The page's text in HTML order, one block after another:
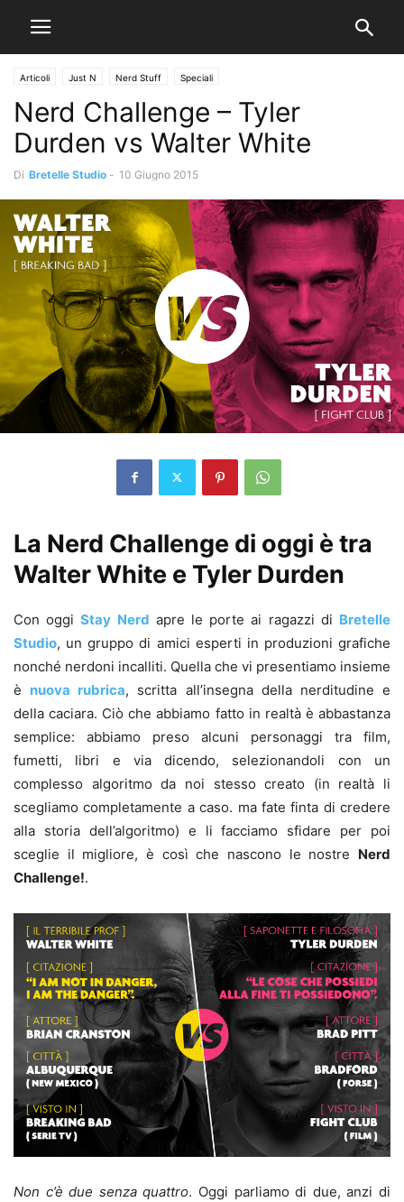
Articoli Just N Nerd Stuff Speciali
Nerd Challenge – Tyler
Durden vs Walter White
Di Bretelle Studio - 10 Giugno 2015
La Nerd Challenge di oggi è tra
Walter White e Tyler Durden
Con oggiStay Nerd apre le porte ai ragazzi di Bretelle
Studio, un gruppo di amici esperti in produzioni grafiche
nonché nerdoni incalliti. Quella che vi presentiamo insieme
è nuova rubrica, scritta all’insegna della nerditudine e
della caciara. Ciò che abbiamo fatto in realtà è abbastanza
semplice: abbiamo preso alcuni personaggi tra film,
fumetti, libri e via dicendo, selezionandoli con un
complesso algoritmo da noi stesso creato (in realtà li
scegliamo completamente a caso. ma fate finta di credere
alla storia dell’algoritmo) e li facciamo sfidare per poi
sceglie il migliore, è così che nascono le nostre Nerd
Challenge!.
Non c’è due senza quattro. Oggi parliamo di due, anzi di